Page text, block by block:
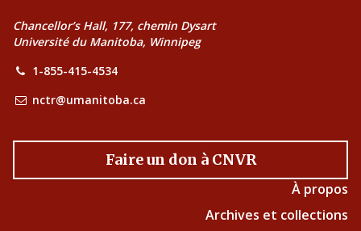
Chancellor’s Hall, 177, chemin Dysart
Université du Manitoba, Winnipeg
1-855-415-4534
nctr@umanitoba.ca
Faire un don à CNVR
À propos
Archives et collections